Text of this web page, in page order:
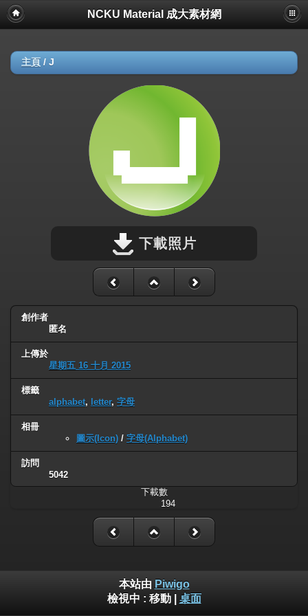
NCKU Material 成大素材網
主頁 / J
下載照片
創作者
匿名
上傳於
星期五 16 十月 2015
標籤
alphabet, letter, 字母
相冊
圖示(Icon) / 字母(Alphabet)
訪問
5042
下載數
194
本站由 Piwigo
檢視中 : 移動| 桌面